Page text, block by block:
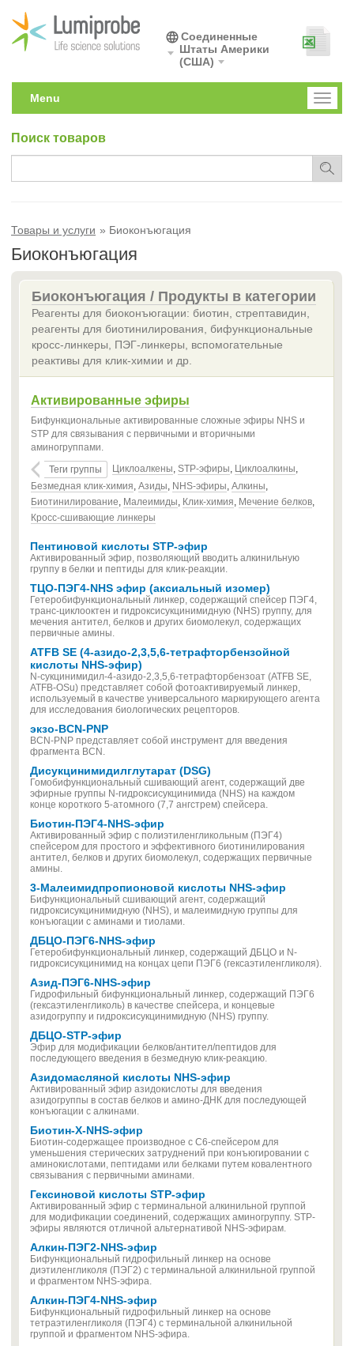
Соединенные
Штаты Америки
(США)
Toggle
Menu
Поиск товаров
Товары и услуги Биоконъюгация
Биоконъюгация
Биоконъюгация / Продукты в категории
Реагенты для биоконъюгации: биотин, стрептавидин,
реагенты для биотинилирования, бифункциональные
кросс-линкеры, ПЭГ-линкеры, вспомогательные
реактивы для клик-химии и др.
Активированные эфиры
Бифункциональные активированные сложные эфиры NHS и
STP для связывания с первичными и вторичными
аминогруппами.
Теги группы
Циклоалкены, STP-эфиры, Циклоалкины,
Безмедная клик-химия, Азиды, NHS-эфиры, Алкины,
Биотинилирование, Малеимиды, Клик-химия, Мечение белков,
Кросс-сшивающие линкеры
Пентиновой кислоты STP-эфир
Активированный эфир, позволяющий вводить алкинильную
группу в белки и пептиды для клик-реакции.
ТЦО-ПЭГ4-NHS эфир (аксиальный изомер)
Гетеробифункциональный линкер, содержащий спейсер ПЭГ4,
транс-циклооктен и гидроксисукцинимидную (NHS) группу, для
мечения антител, белков и других биомолекул, содержащих
первичные амины.
ATFB SE (4-азидо-2,3,5,6-тетрафторбензойной
кислоты NHS-эфир)
N-сукцинимидил-4-азидо-2,3,5,6-тетрафторбензоат (ATFB SE,
ATFB-OSu) представляет собой фотоактивируемый линкер,
используемый в качестве универсального маркирующего агента
для исследования биологических рецепторов.
экзо-BCN-PNP
BCN-PNP представляет собой инструмент для введения
фрагмента BCN.
Дисукцинимидилглутарат (DSG)
Гомобифункциональный сшивающий агент, содержащий две
эфирные группы N-гидроксисукцинимида (NHS) на каждом
конце короткого 5-атомного (7,7 ангстрем) спейсера.
Биотин-ПЭГ4-NHS-эфир
Активированный эфир с полиэтиленгликольным (ПЭГ4)
спейсером для простого и эффективного биотинилирования
антител, белков и других биомолекул, содержащих первичные
амины.
3-Малеимидпропионовой кислоты NHS-эфир
Бифункциональный сшивающий агент, содержащий
гидроксисукцинимидную (NHS), и малеимидную группы для
конъюгации с аминами и тиолами.
ДБЦО-ПЭГ6-NHS-эфир
Гетеробифункциональный линкер, содержащий ДБЦО и N-
гидроксисукцинимид на концах цепи ПЭГ6 (гексаэтиленгликоля).
Азид-ПЭГ6-NHS-эфир
Гидрофильный бифункциональный линкер, содержащий ПЭГ6
(гексаэтиленгликоль) в качестве спейсера, и концевые
азидогруппу и гидроксисукцинимидную (NHS) группу.
ДБЦО-STP-эфир
Эфир для модификации белков/антител/пептидов для
последующего введения в безмедную клик-реакцию.
Азидомасляной кислоты NHS-эфир
Активированный эфир азидокислоты для введения
азидогруппы в состав белков и амино-ДНК для последующей
конъюгации с алкинами.
Биотин-X-NHS-эфир
Биотин-содержащее производное с С6-спейсером для
уменьшения стерических затруднений при конъюгировании с
аминокислотами, пептидами или белками путем ковалентного
связывания с первичными аминами.
Гексиновой кислоты STP-эфир
Активированный эфир с терминальной алкинильной группой
для модификации соединений, содержащих аминогруппу. STP-
эфиры являются отличной альтернативой NHS-эфирам.
Алкин-ПЭГ2-NHS-эфир
Бифункциональный гидрофильный линкер на основе
диэтиленгликоля (ПЭГ2) с терминальной алкинильной группой
и фрагментом NHS-эфира.
Алкин-ПЭГ4-NHS-эфир
Бифункциональный гидрофильный линкер на основе
тетраэтиленгликоля (ПЭГ4) с терминальной алкинильной
группой и фрагментом NHS-эфира.